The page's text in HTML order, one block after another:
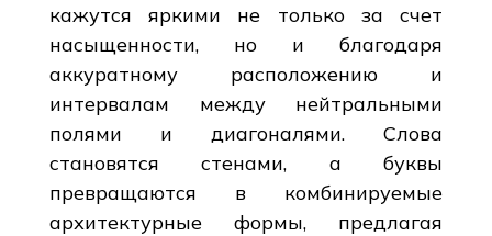
кажутся яркими не только за счет
насыщенности, но и благодаря
аккуратному расположению и
интервалам между нейтральными
полями и диагоналями. Слова
становятся стенами, а буквы
превращаются в комбинируемые
архитектурные формы, предлагая